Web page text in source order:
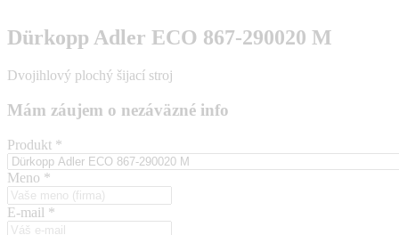
Dürkopp Adler ECO 867-290020 M
Dvojihlový plochý šijací stroj
Mám záujem o nezáväzné info
Produkt *
Meno *
E-mail *